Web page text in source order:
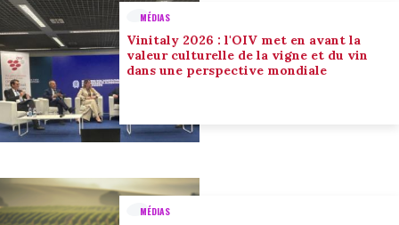
MÉDIAS
Vinitaly 2026 : l'OIV met en avant la
valeur culturelle de la vigne et du vin
dans une perspective mondiale
MÉDIAS